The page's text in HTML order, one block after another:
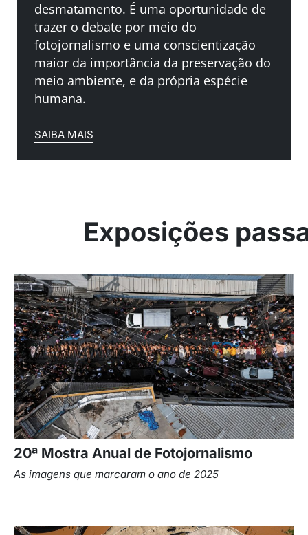
desmatamento. É uma oportunidade de
trazer o debate por meio do
fotojornalismo e uma conscientização
maior da importância da preservação do
meio ambiente, e da própria espécie
humana.
SAIBA MAIS
Exposições
20ª Mostra Anual de Fotojornalismo
As imagens que marcaram o ano de 2025